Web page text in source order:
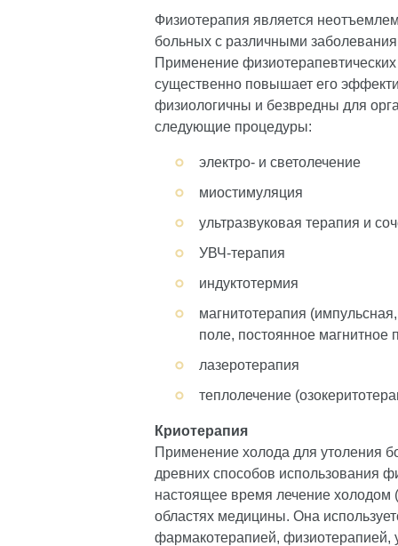
Физиотерапия является
больных с различными
Применение
существенно повышает его
физиологичны и безвредны для
следующие процедуры:
электро- и светолечение
миостимуляция
ультразвуковая терапия и
УВЧ-терапия
индуктотермия
магнитотерапия
поле, постоянное магнитное
лазеротерапия
теплолечение
Криотерапия
Применение холода для утоления
древних способов использования
настоящее время лечение
областях медицины. Она
фармакотерапией, физиотерапией,